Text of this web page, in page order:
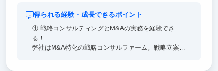
得られる経験・成長できるポイント
① 戦略コンサルティングとM&Aの実務を経験でき
る！
弊社はM&A特化の戦略コンサルファーム。戦略立案～